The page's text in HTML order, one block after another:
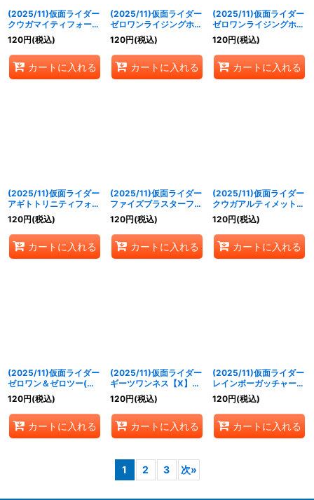
(2025/11)仮面ライダー
クウガマイティフォーム
[4]【契約X】{CB34-
CX02}《赤》
120円(税込)
カートに入れる
(2025/11)仮面ライダー
ゼロワンライジングホッ
パー[4]【契約X】
{CB34-CX03}《緑》
120円(税込)
カートに入れる
(2025/11)仮面ライダー
ゼロワンライジングホッ
パー[3]【M】{CB34-
RV008}《緑》
120円(税込)
カートに入れる
(2025/11)仮面ライダー
アギトトリニティフォー
ム[2]【X】{CB34-
X01}《多》
120円(税込)
カートに入れる
(2025/11)仮面ライダー
ファイズブラスターフォ
ーム[3]【X】{CB34-
X02}《多》
120円(税込)
カートに入れる
(2025/11)仮面ライダー
クウガアルティメットフ
ォーム[3]【X】{CB34-
X03}《赤》
120円(税込)
カートに入れる
(2025/11)仮面ライダー
ゼロワン＆ゼロツー(イ
ズ)【X】{CB34-X04}
《緑》
120円(税込)
カートに入れる
(2025/11)仮面ライダー
ギーツワンネス【X】
{CB34-X05}《白》
120円(税込)
カートに入れる
(2025/11)仮面ライダー
レインボーガッチャード
【X】{CB34-X06}
《多》
120円(税込)
カートに入れる
1 2 3 次»